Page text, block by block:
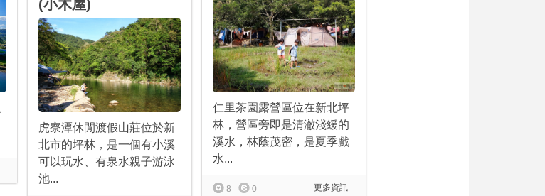
(小木屋)
虎寮潭休閒渡假山莊位於新
北市的坪林，是一個有小溪
可以玩水、有泉水親子游泳
池...
仁里茶園露營區位在新北坪
林，營區旁即是清澈淺緩的
溪水，林蔭茂密，是夏季戲
水...
更多資訊
8 0